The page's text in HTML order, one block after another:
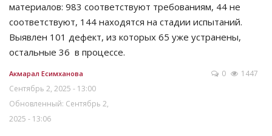
материалов: 983 соответствуют требованиям, 44 не
соответствуют, 144 находятся на стадии испытаний.
Выявлен 101 дефект, из которых 65 уже устранены,
остальные 36 в процессе.
Акмарал Есимханова
Сентябрь 2, 2025 - 13:00
Обновленный: Сентябрь 2,
2025 - 13:06
0 1447